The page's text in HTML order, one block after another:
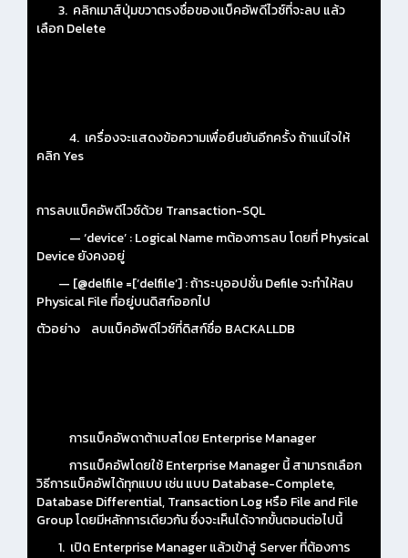
3. คลิกเมาส์ปุ่มขวาตรงชื่อของแบ็คอัพดีไวซ์ที่จะลบ แล้ว
เลือก Delete
4. เครื่องจะแสดงข้อความเพื่อยืนยันอีกครั้ง ถ้าแน่ใจให้
คลิก Yes
การลบแบ็คอัพดีไวซ์ด้วย Transaction-SQL
— ‘device’ : Logical Name mต้องการลบ โดยที่ Physical
Device ยังคงอยู่
— [@delfile =[‘delfile’] : ถ้าระบุออปชั่น Defile จะทำให้ลบ
Physical File ที่อยู่บนดิสก์ออกไป
ตัวอย่าง ลบแบ็คอัพดีไวซ์ที่ดิสก์ชื่อ BACKALLDB
การแบ็คอัพดาต้าเบสโดย Enterprise Manager
การแบ็คอัพโดยใช้ Enterprise Manager นี้ สามารถเลือก
วิธีการแบ็คอัพได้ทุกแบบ เช่น แบบ Database-Complete,
Database Differential, Transaction Log หรือ File and File
Group โดยมีหลักการเดียวกัน ซึ่งจะเห็นได้จากขั้นตอนต่อไปนี้
1. เปิด Enterprise Manager แล้วเข้าสู่ Server ที่ต้องการ